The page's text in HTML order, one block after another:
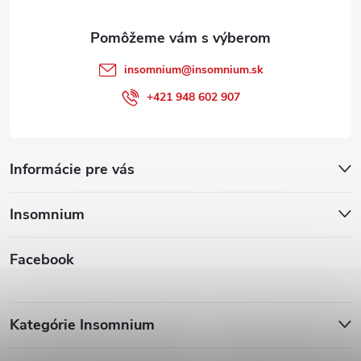
Informácie pre vás
Insomnium
Facebook
insomnium@insomnium.sk
+421 948 602 907
Kategórie Insomnium